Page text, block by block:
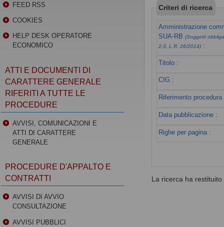
Criteri di ricerca
Amministrazione
SUA-RB(Soggetti
2-3, L.R. 26/2014) :
Titolo :
CIG :
Riferimento procedura
Data pubblicazione :
Righe per pagina :
La ricerca ha restituito
FEED RSS
COOKIES
HELP DESK OPERATORE
ECONOMICO
ATTI E DOCUMENTI DI
CARATTERE GENERALE
RIFERITI A TUTTE LE
PROCEDURE
AVVISI, COMUNICAZIONI E
ATTI DI CARATTERE
GENERALE
PROCEDURE D'APPALTO E
CONTRATTI
AVVISI DI AVVIO
CONSULTAZIONE
AVVISI PUBBLICI